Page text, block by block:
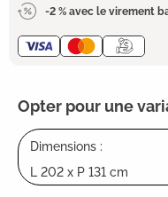
-2 % avec le virement
Opter pour une
Dimensions :
L 202 x P 131 cm